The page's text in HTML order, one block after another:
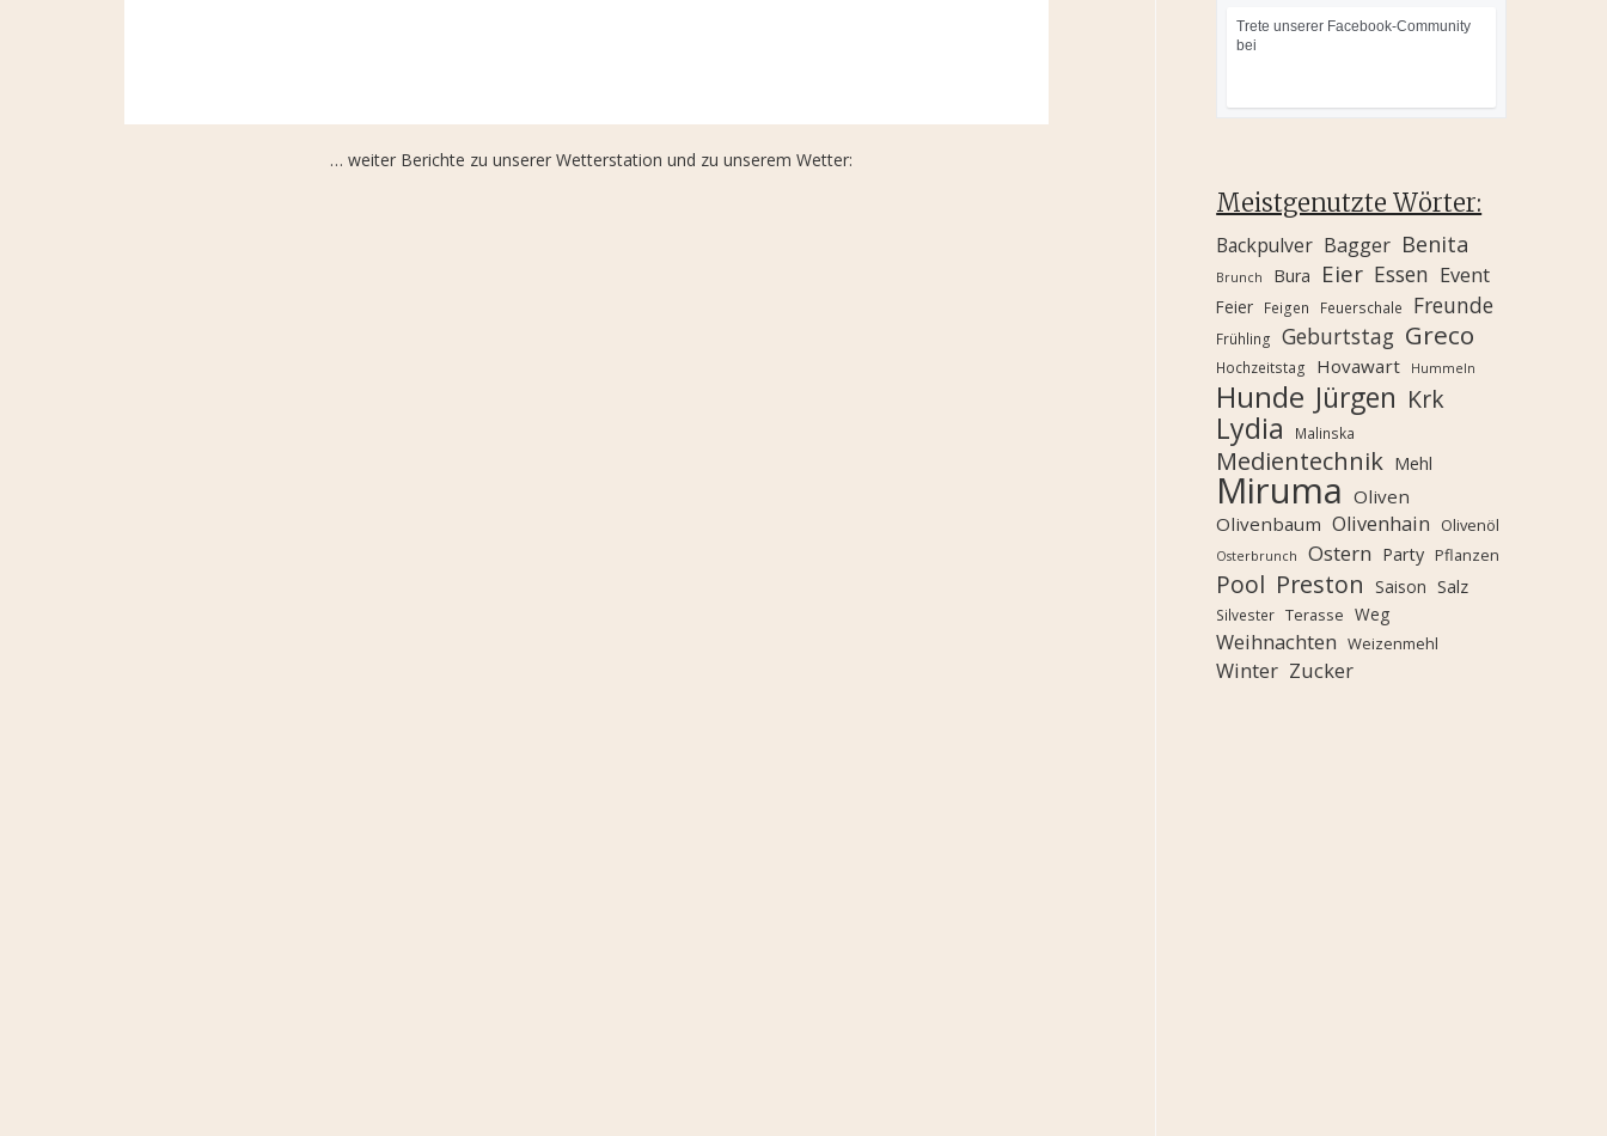
… weiter Berichte zu unserer Wetterstation und zu unserem Wetter:
Trete unserer Facebook-Community
bei
Meistgenutzte Wörter:
Backpulver Bagger Benita
Brunch Bura Eier Essen Event
Feier Feigen Feuerschale Freunde
Frühling Geburtstag Greco
Hochzeitstag Hovawart Hummeln
Hunde Jürgen Krk
Lydia Malinska
Medientechnik Mehl
Miruma Oliven
Olivenbaum Olivenhain Olivenöl
Osterbrunch Ostern Party Pflanzen
Pool Preston Saison Salz
Silvester Terasse Weg
Weihnachten Weizenmehl
Winter Zucker